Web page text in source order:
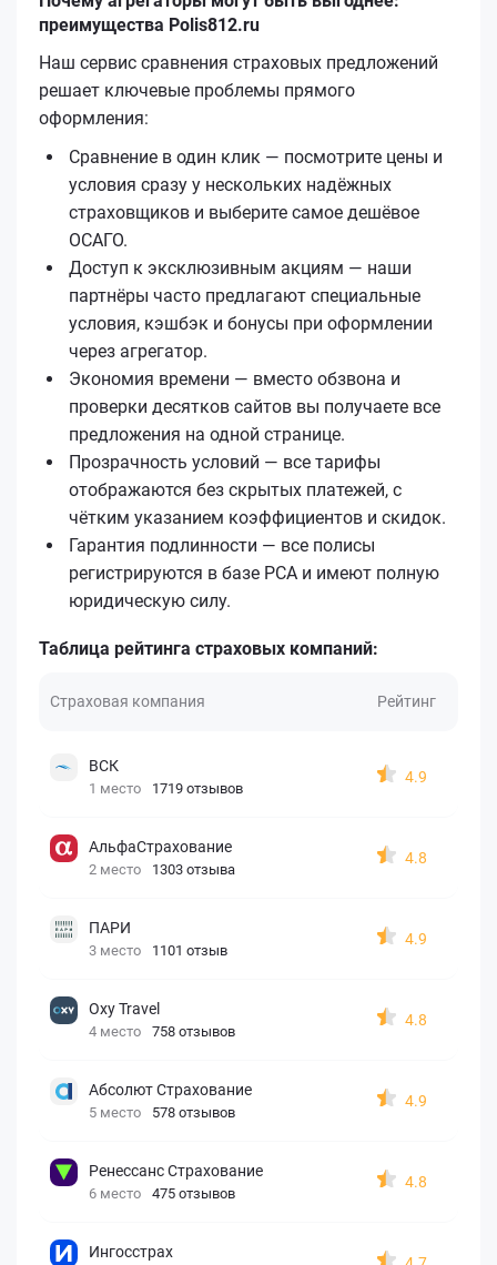
преимущества Polis812.ru
Наш сервис сравнения страховых предложений
решает ключевые проблемы прямого
оформления:
Сравнение в один клик — посмотрите цены и
условия сразу у нескольких надёжных
страховщиков и выберите самое дешёвое
ОСАГО.
Доступ к эксклюзивным акциям — наши
партнёры часто предлагают специальные
условия, кэшбэк и бонусы при оформлении
через агрегатор.
Экономия времени — вместо обзвона и
проверки десятков сайтов вы получаете все
предложения на одной странице.
Прозрачность условий — все тарифы
отображаются без скрытых платежей, с
чётким указанием коэффициентов и скидок.
Гарантия подлинности — все полисы
регистрируются в базе РСА и имеют полную
юридическую силу.
Таблица рейтинга страховых компаний:
Страховая компания Рейтинг
ВСК
1 место 1719 отзывов
4.9
АльфаСтрахование
2 место 1303 отзыва
4.8
ПАРИ
3 место 1101 отзыв
4.9
Oxy Travel
4 место 758 отзывов
4.8
Абсолют Страхование
5 место 578 отзывов
4.9
Ренессанс Страхование
6 место 475 отзывов
4.8
Ингосстрах